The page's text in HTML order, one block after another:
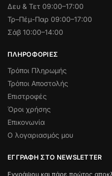
Δευ & Τετ 09:00–17:00
Τρ–Πέμ-Παρ 09:00–17:00
Σάβ 10:00–14:00
ΠΛΗΡΟΦΟΡΊΕΣ
Τρόποι Πληρωμής
Τρόποι Αποστολής
Επιστροφές
Όροι χρήσης
Επικονωνία
Ο λογαριασμός μου
ΕΓΓΡΑΦΉ ΣΤΟ NEWSLETTER
Εγγράψου και πάρε πρώτος